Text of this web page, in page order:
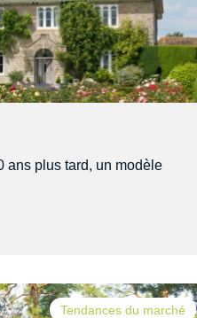
ans plus tard, un modèle
Tendances du marché